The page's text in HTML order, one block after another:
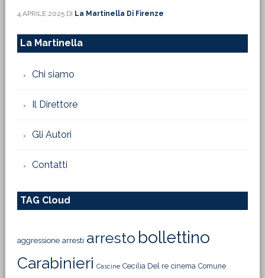
4 APRILE 2025DI La Martinella Di Firenze
La Martinella
Chi siamo
Il Direttore
Gli Autori
Contatti
TAG Cloud
aggressione arresti arresto bollettino
Carabinieri Cascine Cecilia Del re cinema Comune